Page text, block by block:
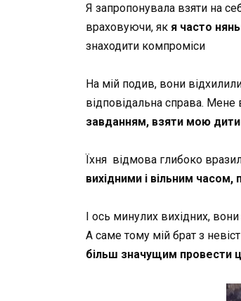
Я запропонувала взяти на
враховуючи, як я часто
знаходити компроміси
На мій подив, вони
відповідальна справа.
завданням, взяти мою
Їхня відмова глибоко
вихідними і вільним
І ось минулих вихідних,
А саме тому мій брат з
більш значущим провести